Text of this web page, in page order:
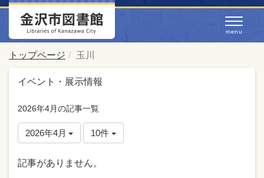
トップページ 玉川
イベント・展示情報
2026年4月の記事一覧
2026年4月 10件
記事がありません。